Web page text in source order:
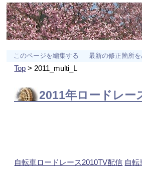
このページを編集する 最新の修正箇所を
Top > 2011_multi_L
2011年ロードレー
自転車ロードレース2010TV配信 自転